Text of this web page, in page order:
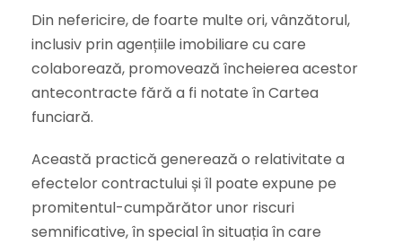
Din nefericire, de foarte multe ori, vânzătorul,
inclusiv prin agențiile imobiliare cu care
colaborează, promovează încheierea acestor
antecontracte fără a fi notate în Cartea
funciară.
Această practică generează o relativitate a
efectelor contractului și îl poate expune pe
promitentul-cumpărător unor riscuri
semnificative, în special în situația în care